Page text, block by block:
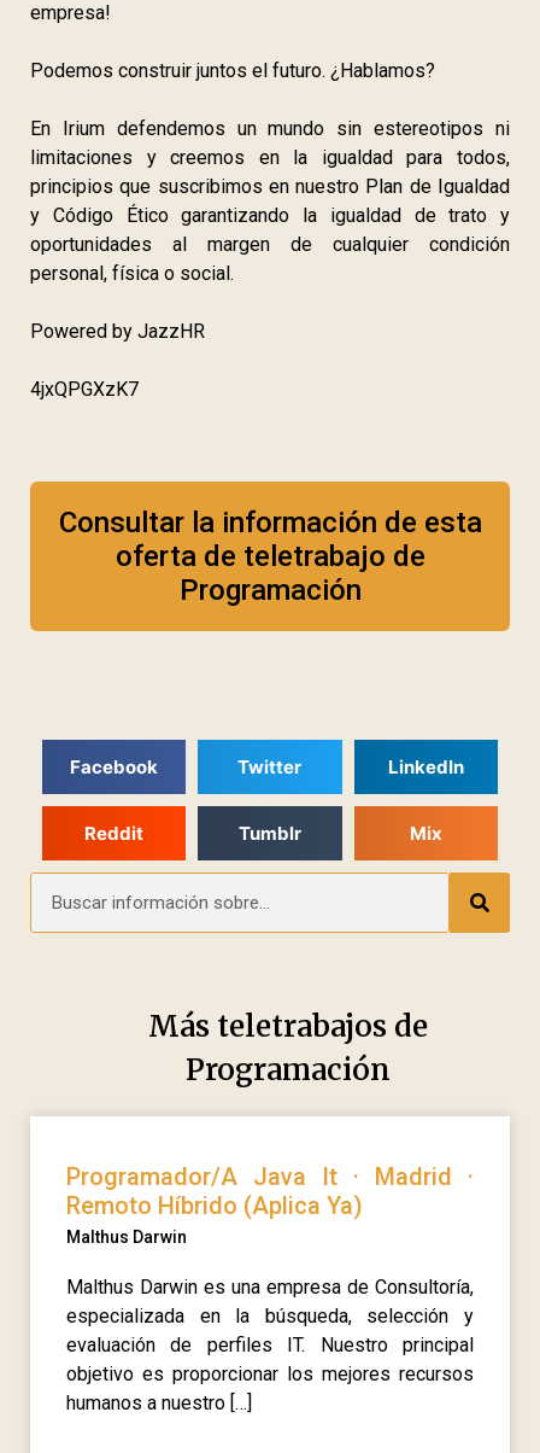
empresa!
Podemos construir juntos el futuro. ¿Hablamos?
En Irium defendemos un mundo sin estereotipos ni
limitaciones y creemos en la igualdad para todos,
principios que suscribimos en nuestro Plan de Igualdad
y Código Ético garantizando la igualdad de trato y
oportunidades al margen de cualquier condición
personal, física o social.
Powered by JazzHR
4jxQPGXzK7
Consultar la información de esta
oferta de teletrabajo de
Programación
Facebook Twitter LinkedIn
Reddit Tumblr Mix
Más teletrabajos de
Programación
Programador/A Java It · Madrid ·
Remoto Híbrido (Aplica Ya)
Malthus Darwin
Malthus Darwin es una empresa de Consultoría,
especializada en la búsqueda, selección y
evaluación de perfiles IT. Nuestro principal
objetivo es proporcionar los mejores recursos
humanos a nuestro […]